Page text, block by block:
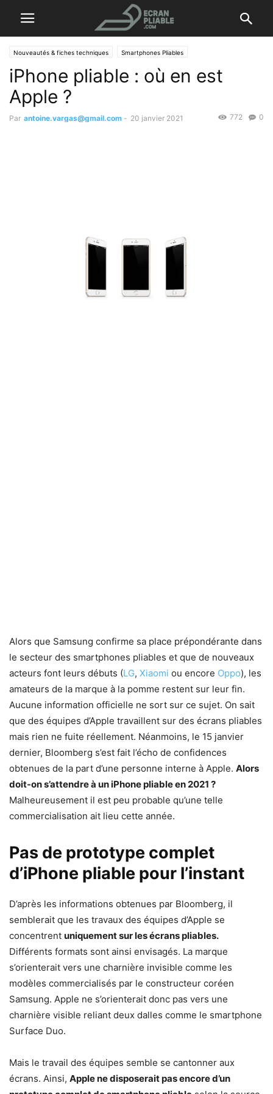
Nouveautés & fiches techniques Smartphones Pliables
iPhone pliable : où en est
Apple ?
Par antoine.vargas@gmail.com - 20 janvier 2021 0
772
Alors que Samsung confirme sa place prépondérante dans
le secteur des smartphones pliables et que de nouveaux
acteurs font leurs débuts (LG, Xiaomi ou encore Oppo), les
amateurs de la marque à la pomme restent sur leur fin.
Aucune information officielle ne sort sur ce sujet. On sait
que des équipes d’Apple travaillent sur des écrans pliables
mais rien ne fuite réellement. Néanmoins, le 15 janvier
dernier, Bloomberg s’est fait l’écho de confidences
obtenues de la part d’une personne interne à Apple. Alors
doit-on s’attendre à un iPhone pliable en 2021 ?
Malheureusement il est peu probable qu’une telle
commercialisation ait lieu cette année.
Pas de prototype complet
d’iPhone pliable pour l’instant
D’après les informations obtenues par Bloomberg, il
semblerait que les travaux des équipes d’Apple se
concentrent uniquement sur les écrans pliables.
Différents formats sont ainsi envisagés. La marque
s’orienterait vers une charnière invisible comme les
modèles commercialisés par le constructeur coréen
Samsung. Apple ne s’orienterait donc pas vers une
charnière visible reliant deux dalles comme le smartphone
Surface Duo.
Mais le travail des équipes semble se cantonner aux
écrans. Ainsi, Apple ne disposerait pas encore d’un